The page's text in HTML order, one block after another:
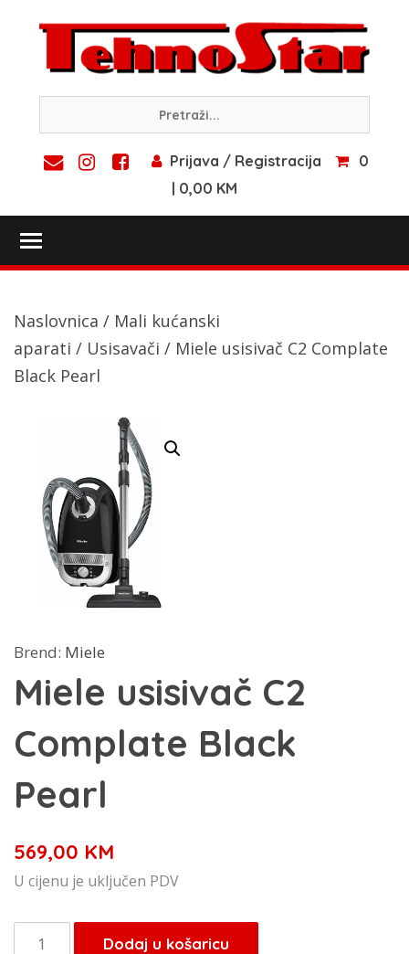
content
Prijava / Registracija
0
| 0,00 KM
Naslovnica / Mali kućanski
aparati / Usisavači / Miele usisivač C2 Complate
Black Pearl
Brend: Miele
Miele usisivač C2
Complate Black
Pearl
569,00 KM
U cijenu je uključen PDV
Miele
Dodaj u košaricu